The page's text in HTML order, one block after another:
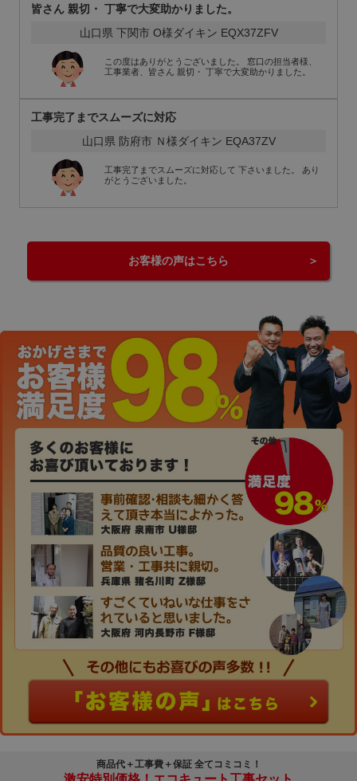
皆さん 親切・ 丁寧で大変助かりました。
山口県 下関市 О様ダイキン EQX37ZFV
この度はありがとうございました。 窓口の担当者様、
工事完了までスムーズに対応
山口県 防府市 Ｎ様ダイキン EQA37ZV
工事完了までスムーズに対応して 下さいました。 あり
お客様の声はこちら
商品代＋工事費＋保証 全てコミコミ！